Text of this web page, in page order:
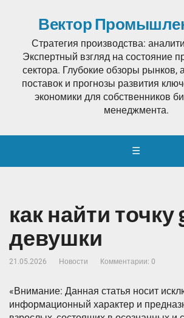
Вектор
Стратегия производства:
Экспертный взгляд на состояние
сектора. Глубокие обзоры рынков,
поставок и прогнозы развития
экономики для собственников
менеджмента.
☰
как найти точку
девушки
21.05.2026 Новости Комментарии: 0
«Внимание: Данная статья носит
информационный характер и